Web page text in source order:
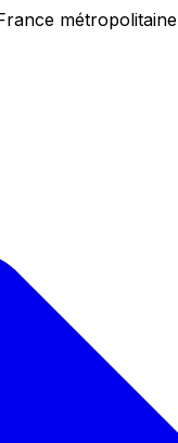
métropolitaine